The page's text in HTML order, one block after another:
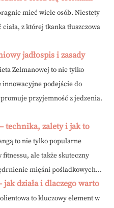
mieć wiele osób. Niestety
z której tkanka tłuszczowa
jadłospis i zasady
Zelmanowej to nie tylko
podejście do
przyjemność z jedzenia.
technika, zalety i jak to
to nie tylko popularne
ale także skuteczny
mięśni pośladkowych...
działa i dlaczego warto
to kluczowy element w